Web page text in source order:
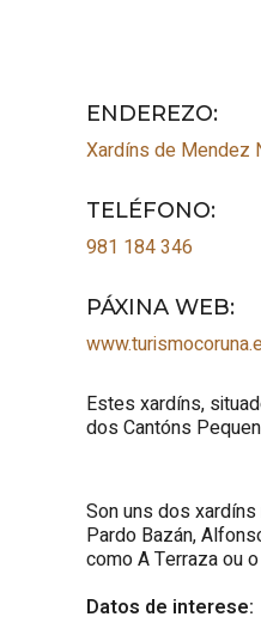
ENDEREZO:
Xardíns de Mendez
TELÉFONO:
981 184 346
PÁXINA WEB:
Estes xardíns,
dos Cantóns
Son uns dos
Pardo Bazán,
como A Terraza ou
Datos de interese: